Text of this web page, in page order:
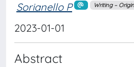
Sorianello P Writing –
2023-01-01
Abstract